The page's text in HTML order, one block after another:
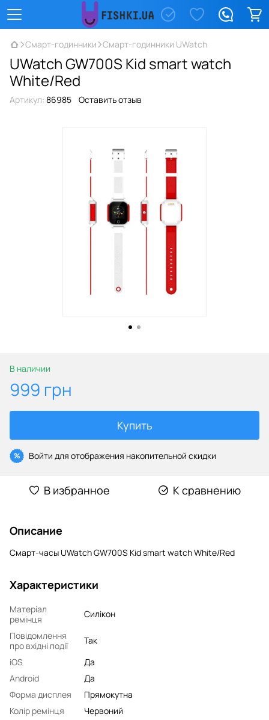
Смарт-годинники Смарт-годинники UWatch
UWatch GW700S Kid smart watch
White/Red
Артикул: 86985 Оставить отзыв
В наличии
999 грн
Купить
% Войти для отображения накопительной скидки
В избранное К сравнению
Описание
Смарт-часы UWatch GW700S Kid smart watch White/Red
Характеристики
Матеріал
ремінця
Силікон
Повідомлення
про вхідні події
Так
iOS
Да
Android
Да
Форма дисплея
Прямокутна
Колір ремінця
Червоний